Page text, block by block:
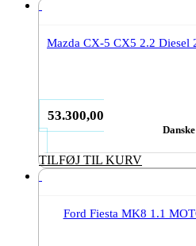
Mazda CX-5 CX5 2.2 Diesel
53.300,00
TILFØJ TIL KURV
Ford Fiesta MK8 1.1